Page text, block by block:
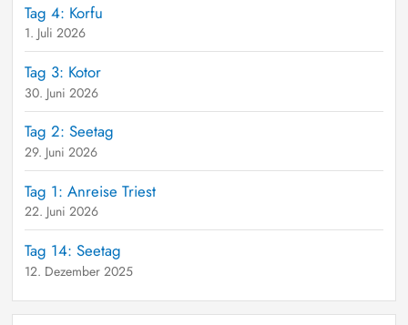
Tag 4: Korfu
1. Juli 2026
Tag 3: Kotor
30. Juni 2026
Tag 2: Seetag
29. Juni 2026
Tag 1: Anreise Triest
22. Juni 2026
Tag 14: Seetag
12. Dezember 2025